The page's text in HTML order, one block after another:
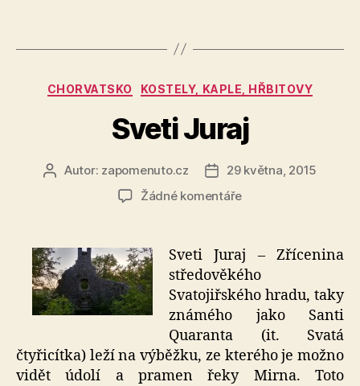
Rubriky
CHORVATSKO KOSTELY, KAPLE, HŘBITOVY
Sveti Juraj
AutorAutor: zapomenuto.cz
Datum
příspěvku
29 května, 2015
Žádné komentářeu
názvem
Sveti
Juraj
Sveti Juraj – Zřícenina
středověkého
Svatojiřského hradu, taky
známého jako Santi
Quaranta (it. Svatá
čtyřicítka) leží na výběžku, ze kterého je možno
vidět údolí a pramen řeky Mirna. Toto